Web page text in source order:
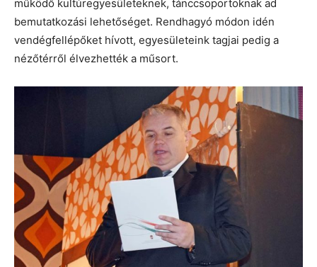
működő kultúregyesületeknek, tánccsoportoknak ad
bemutatkozási lehetőséget. Rendhagyó módon idén
vendégfellépőket hívott, egyesületeink tagjai pedig a
nézőtérről élvezhették a műsort.